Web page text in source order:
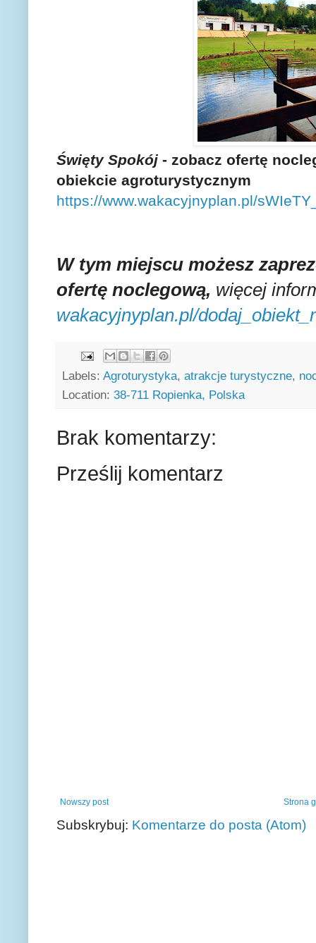
Święty Spokój - zobacz ofertę
obiekcie agroturystycznym
https://www.wakacyjnyplan.pl/
W tym miejscu możesz
ofertę noclegową, więcej
wakacyjnyplan.pl/
Labels: Agroturystyka, atrakcje turystyczne,
Location: 38-711 Ropienka, Polska
Brak komentarzy:
Prześlij komentarz
Nowszy post Strona
Subskrybuj: Komentarze do posta (Atom)